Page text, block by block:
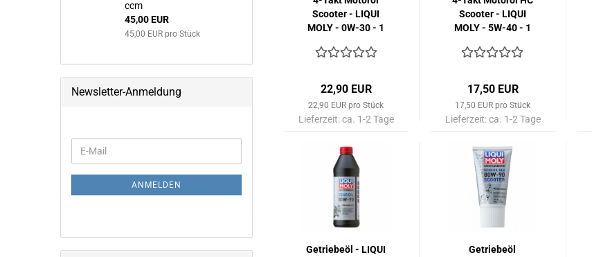
Scooter - LIQUI
MOLY - 0W-30 - 1
22,90 EUR
22,90 EUR pro Stück
Lieferzeit:ca. 1-2 Tage
Scooter - LIQUI
MOLY - 5W-40 - 1
17,50 EUR
17,50 EUR pro Stück
Lieferzeit:ca. 1-2 Tage
Getriebeöl - LIQUI
Getriebeöl
ccm
45,00 EUR
45,00 EUR pro Stück
Newsletter-Anmeldung
ZUR
E-
Mail
ANMELDEN